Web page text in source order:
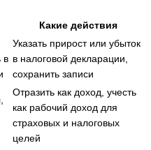
Какие действия
в
Указать прирост или убыток
в налоговой декларации,
сохранить записи
Отразить как доход, учесть
как рабочий доход для
страховых и налоговых
целей